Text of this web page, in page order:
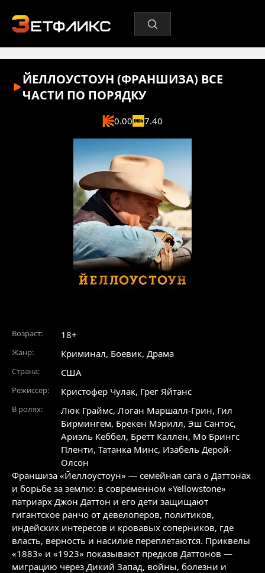
ЙЕЛЛОУСТОУН (ФРАНШИЗА) ВСЕ
ЧАСТИ ПО ПОРЯДКУ
0.00 7.40
Возраст: 18+
Жанр: Криминал, Боевик, Драма
Страна: США
Режиссёр: Кристофер Чулак, Грег Яйтанс
В ролях: Люк Граймс, Логан Маршалл-Грин, Гил
Бирмингем, Брекен Мэрилл, Эш Сантос,
Ариэль Кеббел, Бретт Каллен, Мо Брингс
Пленти, Татанка Минс, Изабель Дерой-
Олсон
Франшиза «Йеллоустоун» — семейная сага о Даттонах
и борьбе за землю: в современном «Yellowstone»
патриарх Джон Даттон и его дети защищают
гигантское ранчо от девелоперов, политиков,
индейских интересов и кровавых соперников, где
власть, верность и насилие переплетаются. Приквелы
«1883» и «1923» показывают предков Даттонов —
миграцию через Дикий Запад, войны, болезни и